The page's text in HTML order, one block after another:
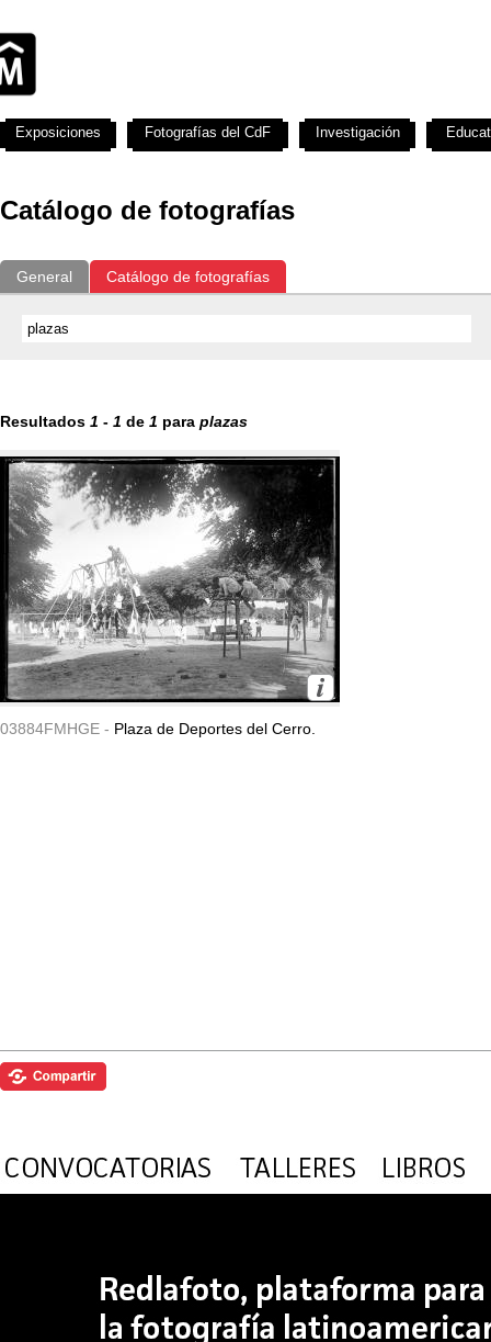
Catálogo de fotografías
General Catálogo de fotografías
Resultados 1 - 1 de 1 para plazas
03884FMHGE - Plaza de Deportes del Cerro.
Exposiciones Fotografías del CdF Investigación